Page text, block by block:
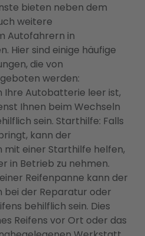
bieten neben dem
weitere
Autofahrern in
Hier sind einige häufige
die von
werden:
Ihre Autobatterie leer ist,
Ihnen beim Wechseln
sein. Starthilfe: Falls
kann der
mit einer Starthilfe helfen,
in Betrieb zu nehmen.
Reifenpanne kann der
bei der Reparatur oder
behilflich sein. Dies
Reifens vor Ort oder das